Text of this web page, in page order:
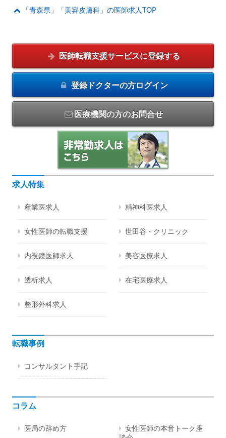
「青森県」「美容皮膚科」の医師求人TOP
医師転職支援サービスに登録する
登録ドクターの方ログイン
医療機関の方のお問合せ
求人特集
産業医求人 精神科医求人
女性医師の転職支援 世田谷・クリニック
内視鏡医師求人 美容医療求人
透析求人 在宅医療求人
整形外科求人
転職事例
コンサルタント手記
コラム
医局の辞め方
女性医師の本音トーク座